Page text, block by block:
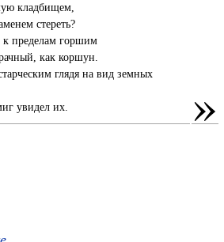
кладбищем,
стереть?
к пределам горшим
как коршун.
глядя на вид земных
увидел их.
»